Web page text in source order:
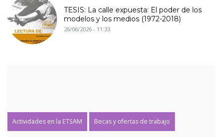
TESIS: La calle expuesta: El poder de los
modelos y los medios (1972-2018)
26/06/2026 - 11:33
Actividades en la ETSAM Becas y ofertas de trabajo